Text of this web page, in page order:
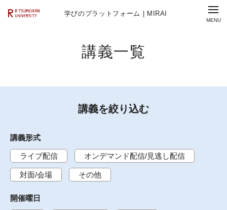
学びのプラットフォーム | MIRAI
講義一覧
講義を絞り込む
講義形式
ライブ配信 オンデマンド配信/見逃し配信
対面/会場 その他
開催曜日